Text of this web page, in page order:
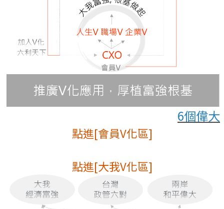
6個偉大
點進[會員V化區]
點進[大我V化區]